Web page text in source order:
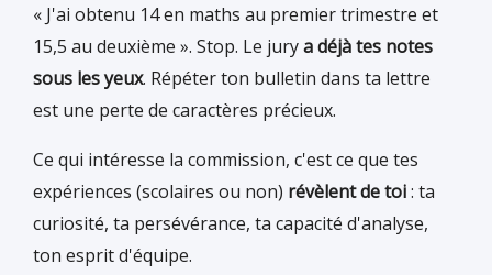
« J'ai obtenu 14 en maths au premier trimestre et
15,5 au deuxième ». Stop. Le jurya déjà tes notes
sous les yeux. Répéter ton bulletin dans ta lettre
est une perte de caractères précieux.
Ce qui intéresse la commission, c'est ce que tes
expériences (scolaires ou non) révèlent de toi: ta
curiosité, ta persévérance, ta capacité d'analyse,
ton esprit d'équipe.